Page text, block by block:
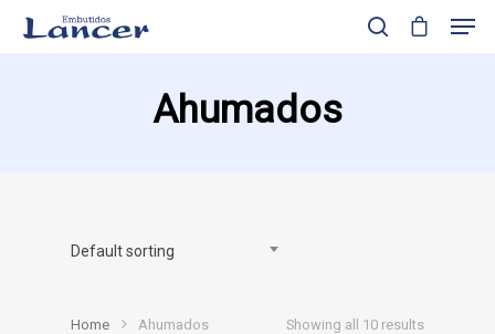
Ahumados
Default sorting
Showing all 10 results
Home Ahumados